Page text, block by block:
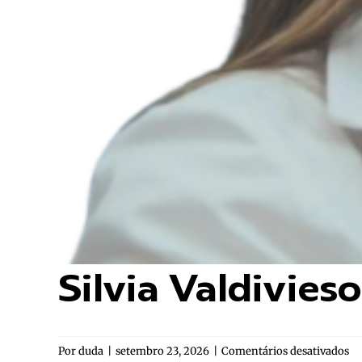
Silvia Valdivieso
Porduda setembro 23, 2026 Comentários desativados